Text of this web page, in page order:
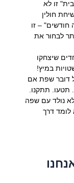
זו לא
חולין
חודשים" – זו
לבחור את
שיצחקו
במיץ!
דובר שפת אם
תתקנו.
נולד עם שפה
דרך